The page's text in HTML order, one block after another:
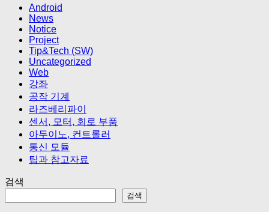
Android
News
Notice
Project
Tip&Tech (SW)
Uncategorized
Web
강좌
공작 기계
라즈베리파이
센서, 모터, 회로 부품
아두이노, 컨트롤러
통신 모듈
팁과 참고자료
검색
검색